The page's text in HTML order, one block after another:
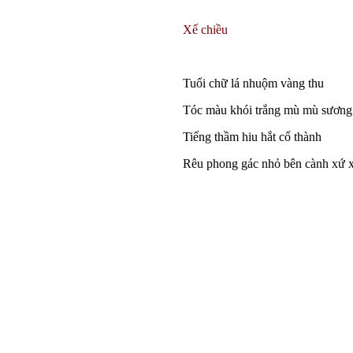
Xế chiều
Tuổi chữ lá nhuộm vàng thu
Tóc màu khói trắng mù mù
Tiếng thầm hiu hắt cổ thành
Rêu phong gác nhỏ bên cành xứ